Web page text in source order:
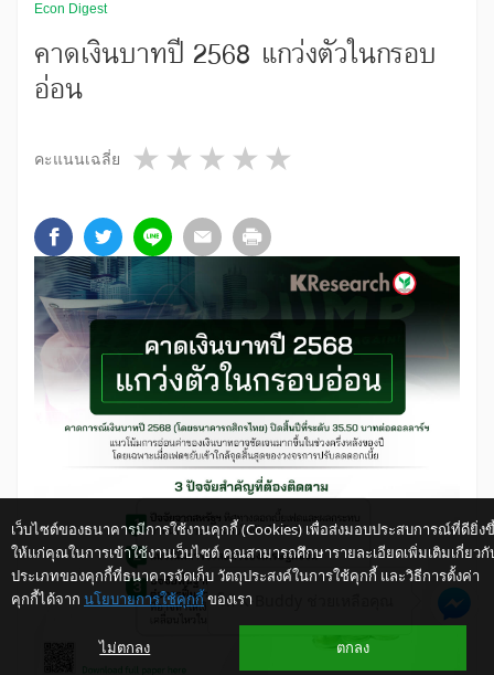
Econ Digest
คาดเงินบาทปี 2568 แกว่งตัวในกรอบ
อ่อน
คะแนนเฉลี่ย 4 stars
3 stars
2 stars
1 star
เว็บไซต์ของธนาคารมีการใช้งานคุกกี้ (Cookies) เพื่อส่งมอบประสบการณ์ที่ดียิ่ง
ให้แก่คุณในการเข้าใช้งานเว็บไซต์ คุณสามารถศึกษารายละเอียดเพิ่มเติมเกี่ยวกั
ประเภทของคุกกี้ที่ธนาคารจัดเก็บ วัตถุประสงค์ในการใช้คุกกี้ และวิธีการตั้งค่า
คุกกี้ได้จาก นโยบายการใช้คุกกี้ ของเรา
ไม่ตกลง ตกลง
ให้ K-Buddy ช่วยเหลือคุณ